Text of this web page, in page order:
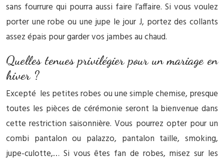
sans fourrure qui pourra aussi faire l’affaire. Si vous voulez
porter une robe ou une jupe le jour J, portez des collants
assez épais pour garder vos jambes au chaud.
Quelles tenues privilégier pour un mariage en
hiver ?
Excepté les petites robes ou une simple chemise, presque
toutes les pièces de cérémonie seront la bienvenue dans
cette restriction saisonnière. Vous pourrez opter pour un
combi pantalon ou palazzo, pantalon taille, smoking,
jupe-culotte,… Si vous êtes fan de robes, misez sur les